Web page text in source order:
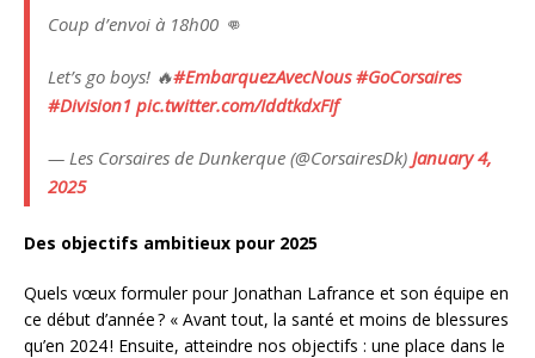
Coup d’envoi à 18h00 👊
Let’s go boys! 🔥#EmbarquezAvecNous #GoCorsaires
#Division1 pic.twitter.com/IddtkdxFIf
— Les Corsaires de Dunkerque (@CorsairesDk) January 4,
2025
Des objectifs ambitieux pour 2025
Quels vœux formuler pour Jonathan Lafrance et son équipe en
ce début d’année ? « Avant tout, la santé et moins de blessures
qu’en 2024 ! Ensuite, atteindre nos objectifs : une place dans le